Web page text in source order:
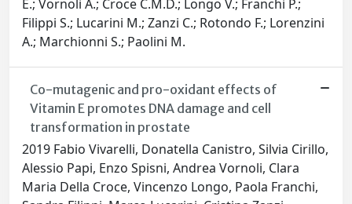
E.; Vornoli A.; Croce C.M.D.; Longo V.; Franchi P.;
Filippi S.; Lucarini M.; Zanzi C.; Rotondo F.; Lorenzini
A.; Marchionni S.; Paolini M.
Co-mutagenic and pro-oxidant effects of
Vitamin E promotes DNA damage and cell
transformation in prostate
2019 Fabio Vivarelli, Donatella Canistro, Silvia Cirillo,
Alessio Papi, Enzo Spisni, Andrea Vornoli, Clara
Maria Della Croce, Vincenzo Longo, Paola Franchi,